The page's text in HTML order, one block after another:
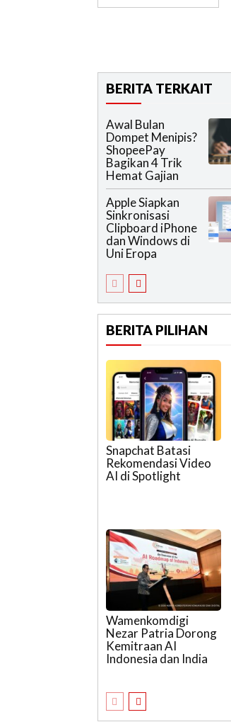
BERITA TERKAIT
Awal Bulan
Dompet Menipis?
ShopeePay
Bagikan 4 Trik
Hemat Gajian
Apple Siapkan
Sinkronisasi
Clipboard iPhone
dan Windows di
Uni Eropa
BERITA PILIHAN
Snapchat Batasi
Rekomendasi Video
AI di Spotlight
Wamenkomdigi
Nezar Patria Dorong
Kemitraan AI
Indonesia dan India